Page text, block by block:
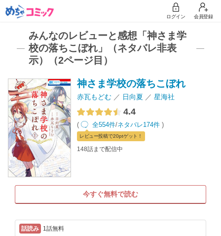
ログイン 会員登録
みんなのレビューと感想「神さま学
校の落ちこぼれ」（ネタバレ非表
示）（2ページ目）
神さま学校の落ちこぼれ
赤瓦もどむ 日向夏 星海社
4.4
( 全554件/ネタバレ174件 )
レビュー投稿で20ptゲット！
148話まで配信中
今すぐ無料で読む
1話無料